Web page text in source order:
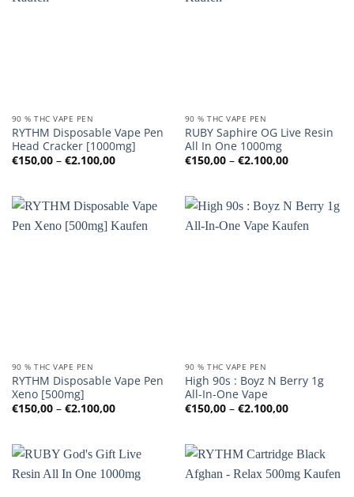
90 % THC VAPE PEN
RYTHM Disposable Vape Pen
Head Cracker [1000mg]
€150,00 – €2.100,00Preisspanne:
90 % THC VAPE PEN
RUBY Saphire OG Live Resin
All In One 1000mg
€150,00 – €2.100,00
90 % THC VAPE PEN
RYTHM Disposable Vape Pen
Xeno [500mg]
€150,00 – €2.100,00Preisspanne:
€150,00
90 % THC VAPE PEN
High 90s : Boyz N Berry 1g
All-In-One Vape
€150,00 – €2.100,00
€150,00